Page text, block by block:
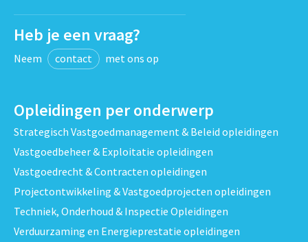
Heb je een vraag?
Neem contact met ons op
Opleidingen per onderwerp
Strategisch Vastgoedmanagement & Beleid opleidingen
Vastgoedbeheer & Exploitatie opleidingen
Vastgoedrecht & Contracten opleidingen
Projectontwikkeling & Vastgoedprojecten opleidingen
Techniek, Onderhoud & Inspectie Opleidingen
Verduurzaming en Energieprestatie opleidingen